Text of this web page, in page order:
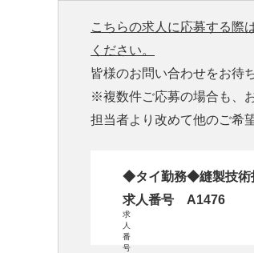
こちらの求人に応募する際
ください。
皆様のお問い合わせをお待
※複数件ご応募の場合も、
担当者より改めて他のご希
求
人
番
号
◆タイ勤務◆縫製技術
求人番号 A1476